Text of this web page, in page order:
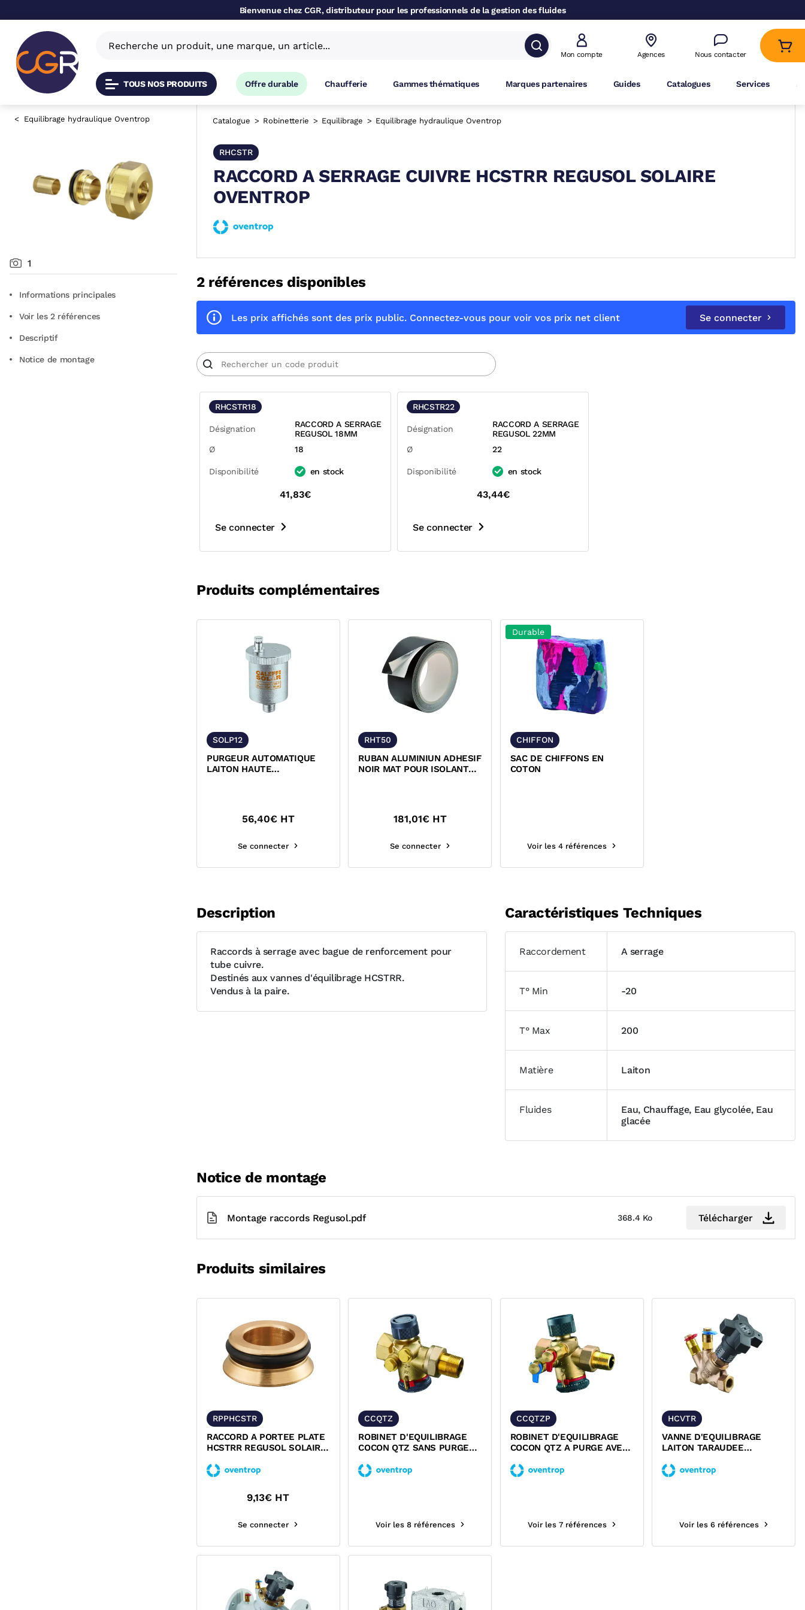
Bienvenue chez CGR, distributeur pour les professionnels de la gestion des fluides
Mon compte Agences Nous contacter
TOUS NOS PRODUITS Offre durable Chaufferie Gammes thématiques Marques partenaires Guides Catalogues Services
Equilibrage hydraulique Oventrop
1
Informations principales
Voir les 2 références
Descriptif
Notice de montage
Catalogue Robinetterie Equilibrage Equilibrage hydraulique Oventrop
RHCSTR
RACCORD A SERRAGE CUIVRE HCSTRR REGUSOL SOLAIRE
OVENTROP
2 références disponibles
Les prix affichés sont des prix public. Connectez-vous pour voir vos prix net client Se connecter
RHCSTR18
Désignation
RACCORD A SERRAGE
REGUSOL 18MM
Ø
18
Disponibilité en stock
41,83€
Se connecter
RHCSTR22
Désignation
RACCORD A SERRAGE
REGUSOL 22MM
Ø
22
Disponibilité en stock
43,44€
Se connecter
Produits complémentaires
SOLP12
PURGEUR AUTOMATIQUE
LAITON HAUTE
56,40€ HT
Se connecter
RHT50
RUBAN ALUMINIUN ADHESIF
NOIR MAT POUR ISOLANT
181,01€ HT
Se connecter
Durable
CHIFFON
SAC DE CHIFFONS EN
COTON
Voir les 4 références
Description
Raccords à serrage avec bague de renforcement pour
tube cuivre.
Destinés aux vannes d'équilibrage HCSTRR.
Vendus à la paire.
Caractéristiques Techniques
Raccordement A serrage
T° Min -20
T° Max 200
Matière Laiton
Fluides
Eau, Chauffage, Eau glycolée, Eau
glacée
Notice de montage
Montage raccords Regusol.pdf 368.4 Ko Télécharger
Produits similaires
RPPHCSTR
RACCORD A PORTEE PLATE
HCSTRR REGUSOL SOLAIRE
9,13€ HT
Se connecter
CCQTZ
ROBINET D'EQUILIBRAGE
COCON QTZ SANS PURGE
Voir les 8 références
CCQTZP
ROBINET D'EQUILIBRAGE
COCON QTZ A PURGE AVEC
Voir les 7 références
HCVTR
VANNE D'EQUILIBRAGE
LAITON TARAUDEE
HYDROCONTROL...
Voir les 6 références